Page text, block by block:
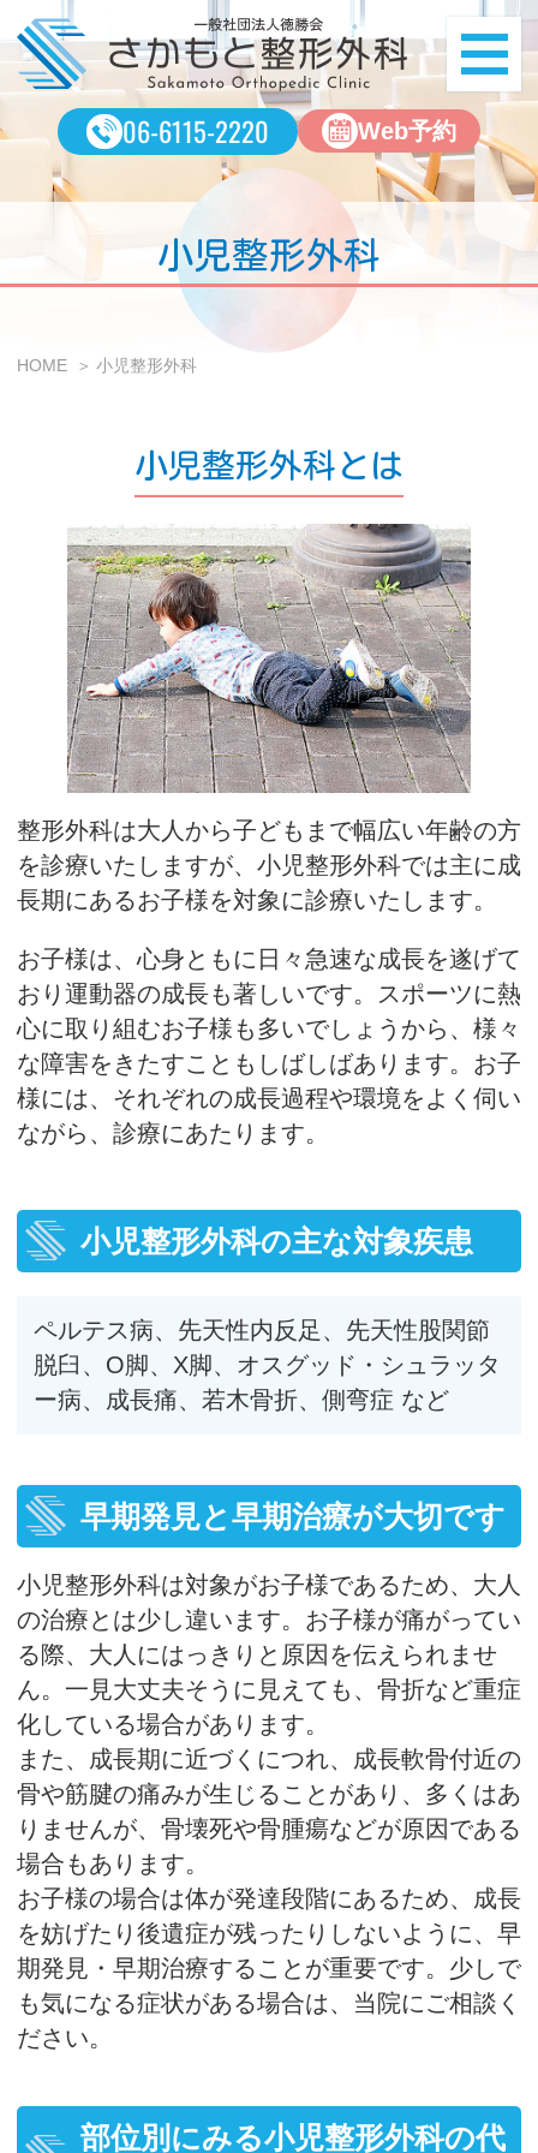
06-6115-2220 Web予約
小児整形外科
HOME 小児整形外科
小児整形外科とは
整形外科は大人から子どもまで幅広い年齢の方
を診療いたしますが、小児整形外科では主に成
長期にあるお子様を対象に診療いたします。
お子様は、心身ともに日々急速な成長を遂げて
おり運動器の成長も著しいです。スポーツに熱
心に取り組むお子様も多いでしょうから、様々
な障害をきたすこともしばしばあります。お子
様には、それぞれの成長過程や環境をよく伺い
ながら、診療にあたります。
小児整形外科の主な対象疾患
ペルテス病、先天性内反足、先天性股関節
脱臼、O脚、X脚、オスグッド・シュラッタ
ー病、成長痛、若木骨折、側弯症 など
早期発見と早期治療が大切です
小児整形外科は対象がお子様であるため、大人
の治療とは少し違います。お子様が痛がってい
る際、大人にはっきりと原因を伝えられませ
ん。一見大丈夫そうに見えても、骨折など重症
化している場合があります。
また、成長期に近づくにつれ、成長軟骨付近の
骨や筋腱の痛みが生じることがあり、多くはあ
りませんが、骨壊死や骨腫瘍などが原因である
場合もあります。
お子様の場合は体が発達段階にあるため、成長
を妨げたり後遺症が残ったりしないように、早
期発見・早期治療することが重要です。少しで
も気になる症状がある場合は、当院にご相談く
ださい。
部位別にみる小児整形外科の代